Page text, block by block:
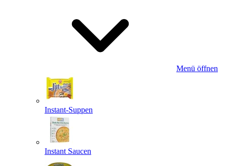
Menü öffnen
Instant-Suppen
Instant Saucen